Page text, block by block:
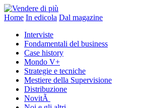
Home In edicola Dal magazine
Interviste
Fondamentali del business
Case history
Mondo V+
Strategie e tecniche
Mestiere della Supervisione
Distribuzione
NovitÃ